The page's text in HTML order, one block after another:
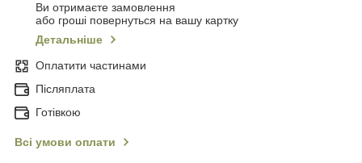
Ви отримаєте замовлення
або гроші повернуться на вашу картку
Детальніше
Оплатити частинами
Післяплата
Готівкою
Всі умови оплати